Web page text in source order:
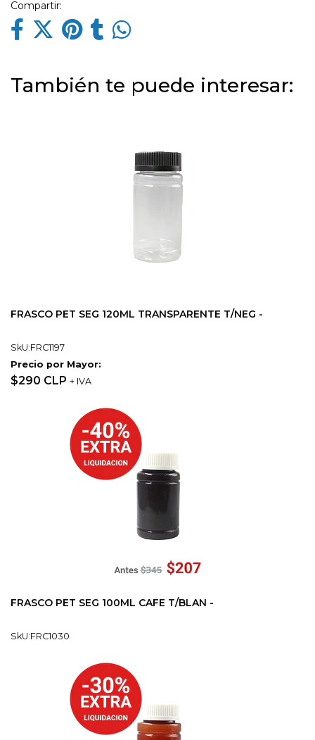
Compartir:
También te puede interesar:
FRASCO PET SEG 120ML TRANSPARENTE T/NEG -
SkU:FRC1197
Precio por Mayor:
$290 CLP + IVA
FRASCO PET SEG 100ML CAFE T/BLAN -
SkU:FRC1030